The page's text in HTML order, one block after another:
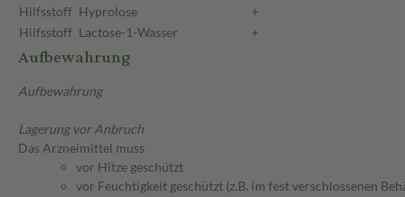
Hilfsstoff Hyprolose
+
Hilfsstoff Lactose-1-Wasser +
Aufbewahrung
Aufbewahrung
Lagerung vor Anbruch
Das Arzneimittel muss
vor Hitze geschützt
vor Feuchtigkeit geschützt (z.B. im fest verschlossenen